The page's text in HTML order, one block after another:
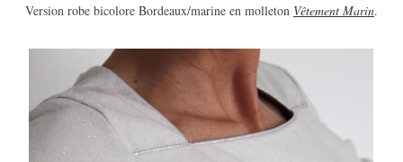
Version robe bicolore Bordeaux/marine en molleton Vêtement Marin.